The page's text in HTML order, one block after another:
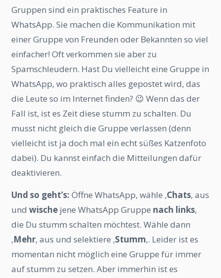
Gruppen sind ein praktisches Feature in
WhatsApp. Sie machen die Kommunikation mit
einer Gruppe von Freunden oder Bekannten so viel
einfacher! Oft verkommen sie aber zu
Spamschleudern. Hast Du vielleicht eine Gruppe in
WhatsApp, wo praktisch alles gepostet wird, das
die Leute so im Internet finden? 😉 Wenn das der
Fall ist, ist es Zeit diese stumm zu schalten. Du
musst nicht gleich die Gruppe verlassen (denn
vielleicht ist ja doch mal ein echt süßes Katzenfoto
dabei). Du kannst einfach die Mitteilungen dafür
deaktivieren.
Und so geht’s: Öffne WhatsApp, wähle ‚Chats‚ aus
und wischejene WhatsApp Gruppe nach links,
die Du stumm schalten möchtest. Wähle dann
‚Mehr‚ aus und selektiere ‚Stumm‚. Leider ist es
momentan nicht möglich eine Gruppe für immer
auf stumm zu setzen. Aber immerhin ist es